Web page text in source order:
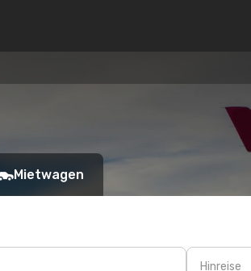
Mietwagen
Hinreise